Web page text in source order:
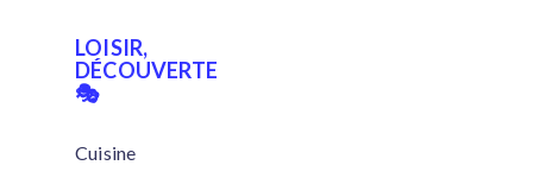
LOISIR,
DÉCOUVERTE
🎭
Cuisine